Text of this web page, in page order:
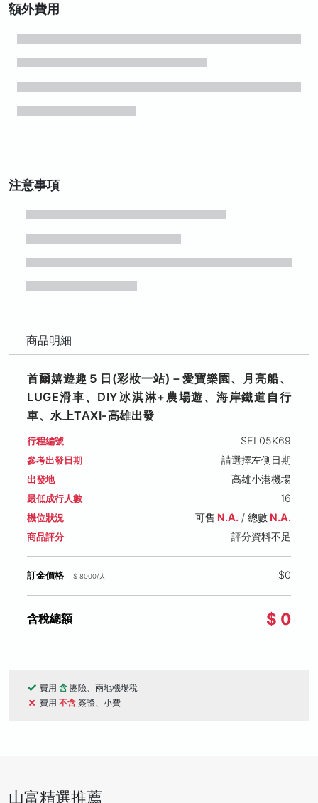
額外費用
注意事項
商品明細
首爾嬉遊趣５日(彩妝一站)－愛寶樂園、月亮船、
LUGE滑車、DIY冰淇淋+農場遊、海岸鐵道自行
車、水上TAXI-高雄出發
行程編號 SEL05K69
參考出發日期 請選擇左側日期
出發地 高雄小港機場
最低成行人數 16
機位狀況 可售 N.A./ 總數N.A.
商品評分 評分資料不足
訂金價格 $ 8000/人 $0
含稅總額 $ 0
費用 含 團險、兩地機場稅
費用 不含 簽證、小費
山富精選推薦